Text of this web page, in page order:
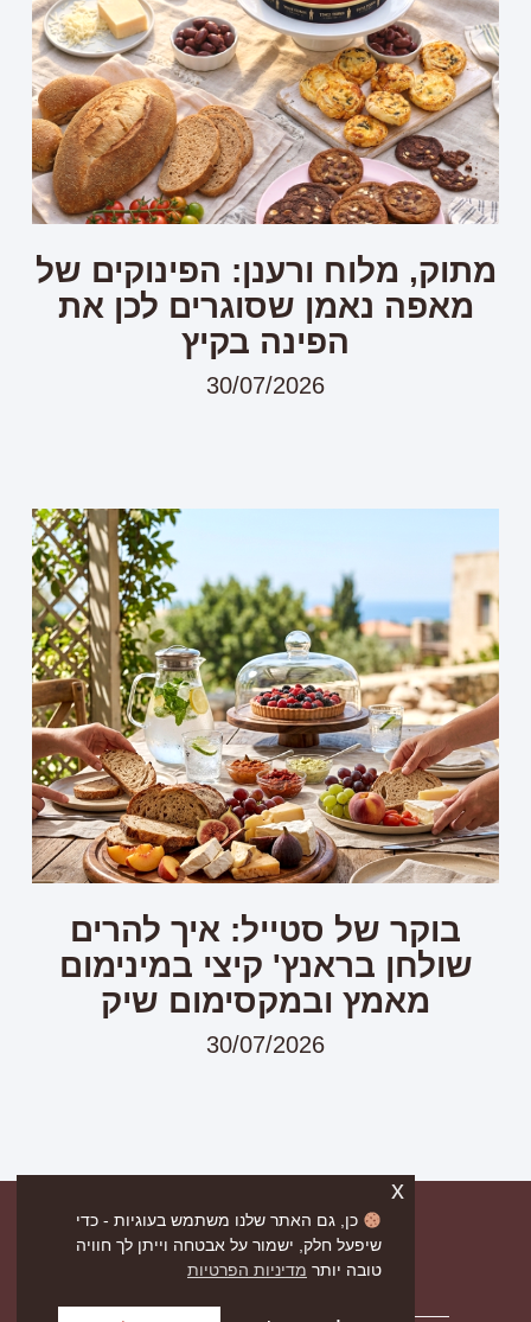
מתוק, מלוח ורענן: הפינוקים של
מאפה נאמן שסוגרים לכן את
הפינה בקיץ
30/07/2026
בוקר של סטייל: איך להרים
שולחן בראנץ' קיצי במינימום
מאמץ ובמקסימום שיק
30/07/2026
כן, גם האתר שלנו משתמש בעוגיות - כדי
שיפעל חלק, ישמור על אבטחה וייתן לך חוויה
טובה יותר מדיניות הפרטיות
x